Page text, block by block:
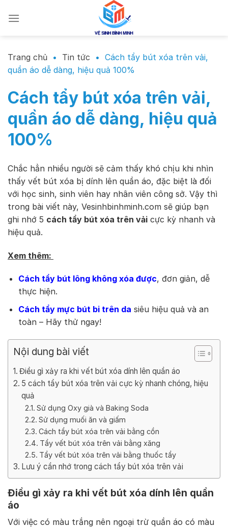
đến
Trang chủ • Tin tức • Cách tẩy bút xóa trên vải,
quần áo dễ dàng, hiệu quả 100%
Cách tẩy bút xóa trên vải,
quần áo dễ dàng, hiệu quả
100%
Chắc hẳn nhiều người sẽ cảm thấy khó chịu khi nhìn
thấy vết bút xóa bị dính lên quần áo, đặc biệt là đối
với học sinh, sinh viên hay nhân viên công sở. Vậy thì
trong bài viết này, Vesinhbinhminh.com sẽ giúp bạn
ghi nhớ 5 cách tẩy bút xóa trên vải cực kỳ nhanh và
hiệu quả.
Xem thêm:
Cách tẩy bút lông không xóa được, đơn giản, dễ
thực hiện.
Cách tẩy mực bút bi trên da siêu hiệu quả và an
toàn – Hãy thử ngay!
Nội dung bài viết
Điều gì xảy ra khi vết bút xóa dính lên quần áo
5 cách tẩy bút xóa trên vải cực kỳ nhanh chóng, hiệu
quả
Sử dụng Oxy già và Baking Soda
Sử dụng muối ăn và giấm
Cách tẩy bút xóa trên vải bằng cồn
Tẩy vết bút xóa trên vải bằng xăng
Tẩy vết bút xóa trên vải bằng thuốc tẩy
Lưu ý cần nhớ trong cách tẩy bút xóa trên vải
Điều gì xảy ra khi vết bút xóa dính lên quần
áo
Với việc có màu trắng nên ngoại trừ quần áo có màu